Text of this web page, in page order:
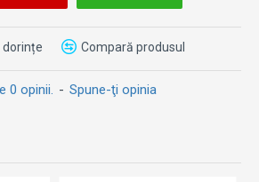
0 opinii. - Spune-ţi opinia
dorințe Compară produsul